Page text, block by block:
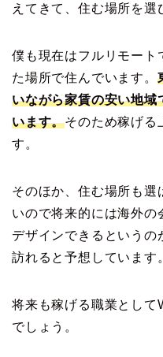
えてきて、住む場所を選
僕も現在はフルリモート
た場所で住んでいます。
いながら家賃の安い地域
います。そのため稼げる
す。
そのほか、住む場所も選
いので将来的には海外の
デザインできるというの
訪れると予想しています
将来も稼げる職業として
でしょう。